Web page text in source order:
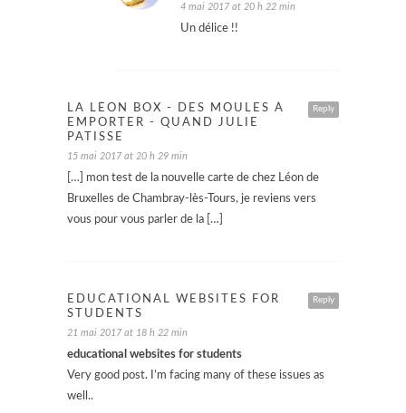
4 mai 2017 at 20 h 22 min
Un délice !!
Reply
LA LÉON BOX - DES MOULES À
EMPORTER - QUAND JULIE
PATISSE
15 mai 2017 at 20 h 29 min
[…] mon test de la nouvelle carte de chez Léon de
Bruxelles de Chambray-lès-Tours, je reviens vers
vous pour vous parler de la […]
Reply
EDUCATIONAL WEBSITES FOR
STUDENTS
21 mai 2017 at 18 h 22 min
educational websites for students
Very good post. I’m facing many of these issues as
well..